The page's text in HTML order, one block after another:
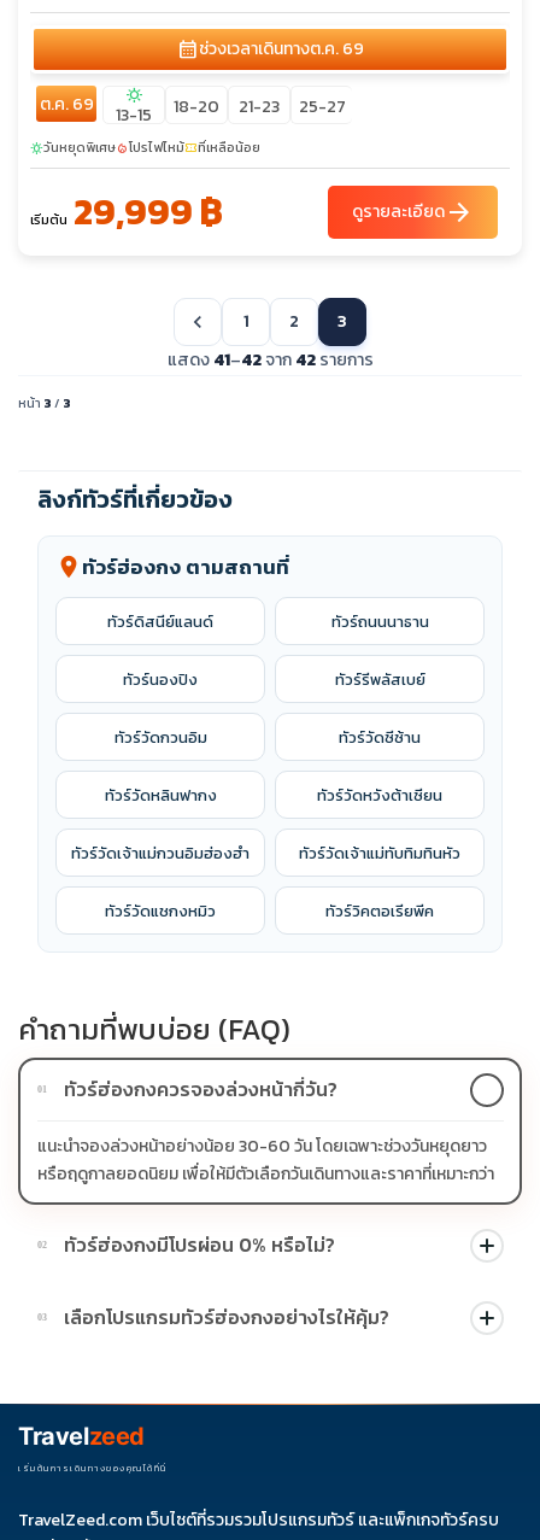
calendar_monthช่วงเวลาเดินทางต.ค. 69
ต.ค. 69 sunny
13-15 18-20 21-23 25-27
sunnyวันหยุดพิเศษlocal_fire_departmentโปรไฟไหม้confirmation_numberที่เหลือน้อย
เริ่มต้น 29,999 ฿ ดูรายละเอียดarrow_forward
แสดง41–42จาก42รายการ
chevron_left 1 2 3
หน้า 3/ 3
ลิงก์ทัวร์ที่เกี่ยวข้อง
location_on ทัวร์ฮ่องกง ตามสถานที่
ทัวร์ดิสนีย์แลนด์ ทัวร์ถนนนาธาน
ทัวร์นองปิง ทัวร์รีพลัสเบย์
ทัวร์วัดกวนอิม ทัวร์วัดซีซ้าน
ทัวร์วัดหลินฟากง ทัวร์วัดหวังต้าเซียน
ทัวร์วัดเจ้าแม่กวนอิมฮ่องฮำ ทัวร์วัดเจ้าแม่ทับทิมทินหัว
ทัวร์วัดแชกงหมิว ทัวร์วิคตอเรียพีค
คำถามที่พบบ่อย (FAQ)
01 ทัวร์ฮ่องกงควรจองล่วงหน้ากี่วัน?
แนะนำจองล่วงหน้าอย่างน้อย 30-60 วัน โดยเฉพาะช่วงวันหยุดยาว
หรือฤดูกาลยอดนิยม เพื่อให้มีตัวเลือกวันเดินทางและราคาที่เหมาะกว่า
02 ทัวร์ฮ่องกงมีโปรผ่อน 0% หรือไม่?
บางโปรแกรมมีโปรผ่อน 0% หรือโปรโมชั่นบัตรเครดิตตามเงื่อนไขที่
บริษัทกำหนด สามารถดูสัญลักษณ์โปรโมชั่นในรายการทัวร์แต่ละ
03 เลือกโปรแกรมทัวร์ฮ่องกงอย่างไรให้คุ้ม?
ช่วงราคา ไม่ควรเทียบจากราคาต่ำสุดเพียงอย่างเดียว
Travelzeed
เริ่มต้นการเดินทางของคุณได้ที่นี่
TravelZeed.com เว็บไซต์ที่รวมรวมโปรแกรมทัวร์ และแพ็กเกจทัวร์ครบ